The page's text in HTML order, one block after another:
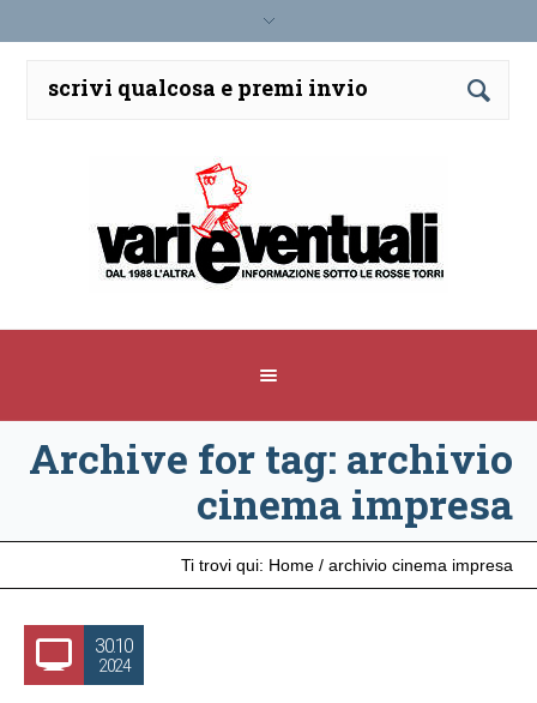
Archive for tag: archivio
cinema impresa
Ti trovi qui: Home / archivio cinema impresa
30.10
2024